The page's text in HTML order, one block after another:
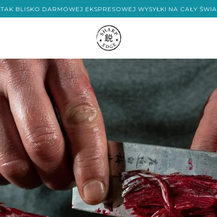
TAK BLISKO DARMOWEJ EKSPRESOWEJ WYSYŁKI NA CAŁY